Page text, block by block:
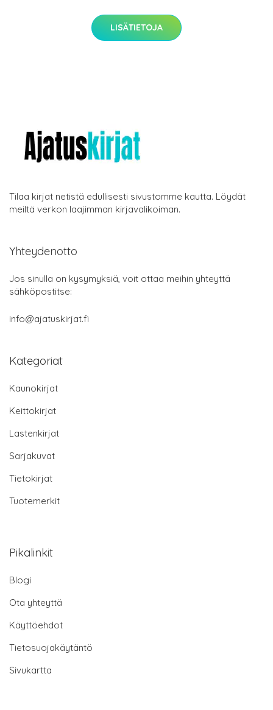
LISÄTIETOJA
Tilaa kirjat netistä edullisesti sivustomme kautta. Löydät
meiltä verkon laajimman kirjavalikoiman.
Yhteydenotto
Jos sinulla on kysymyksiä, voit ottaa meihin yhteyttä
sähköpostitse:
info@ajatuskirjat.fi
Kategoriat
Kaunokirjat
Keittokirjat
Lastenkirjat
Sarjakuvat
Tietokirjat
Tuotemerkit
Pikalinkit
Blogi
Ota yhteyttä
Käyttöehdot
Tietosuojakäytäntö
Sivukartta